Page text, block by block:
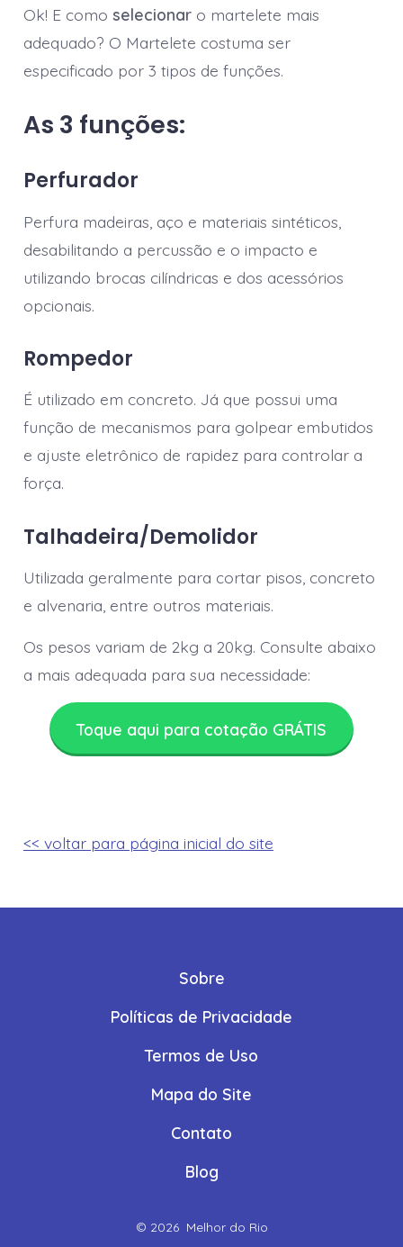
Ok! E como selecionar o martelete mais
adequado? O Martelete costuma ser
especificado por 3 tipos de funções.
As 3 funções:
Perfurador
Perfura madeiras, aço e materiais sintéticos,
desabilitando a percussão e o impacto e
utilizando brocas cilíndricas e dos acessórios
opcionais.
Rompedor
É utilizado em concreto. Já que possui uma
função de mecanismos para golpear embutidos
e ajuste eletrônico de rapidez para controlar a
força.
Talhadeira/Demolidor
Utilizada geralmente para cortar pisos, concreto
e alvenaria, entre outros materiais.
Os pesos variam de 2kg a 20kg. Consulte abaixo
a mais adequada para sua necessidade:
Toque aqui para cotação GRÁTIS
<< voltar para página inicial do site
Sobre
Políticas de Privacidade
Termos de Uso
Mapa do Site
Contato
Blog
© 2026 Melhor do Rio